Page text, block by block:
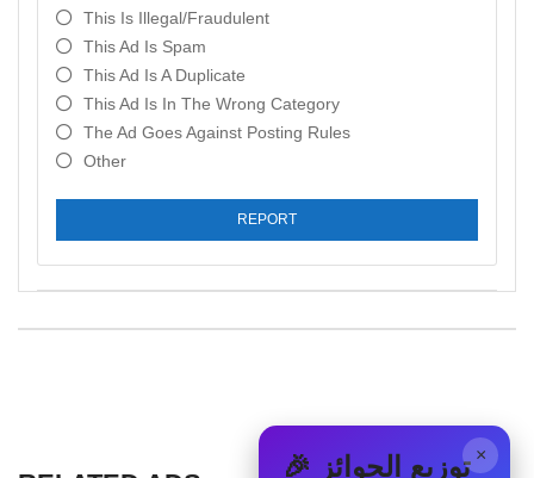
This Is Illegal/fraudulent
This Ad Is Spam
This Ad Is A Duplicate
This Ad Is In The Wrong Category
The Ad Goes Against Posting Rules
Other
REPORT
× 🎉 توزيع الجوائز